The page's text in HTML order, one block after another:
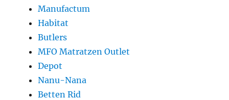
Manufactum
Habitat
Butlers
MFO Matratzen Outlet
Depot
Nanu-Nana
Betten Rid